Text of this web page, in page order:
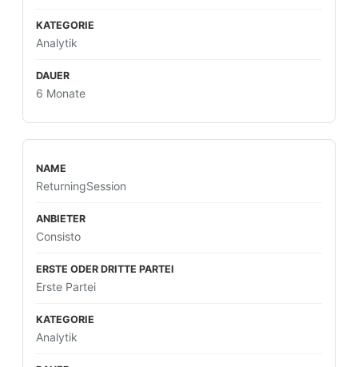
Analytik
6 Monate
ReturningSession
Consisto
Erste Partei
Analytik